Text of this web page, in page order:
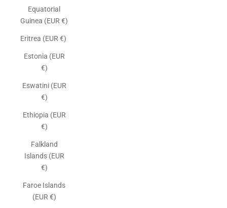
Equatorial
Guinea (EUR €)
Eritrea (EUR €)
Estonia (EUR
€)
Eswatini (EUR
€)
Ethiopia (EUR
€)
Falkland
Islands (EUR
€)
Faroe Islands
(EUR €)